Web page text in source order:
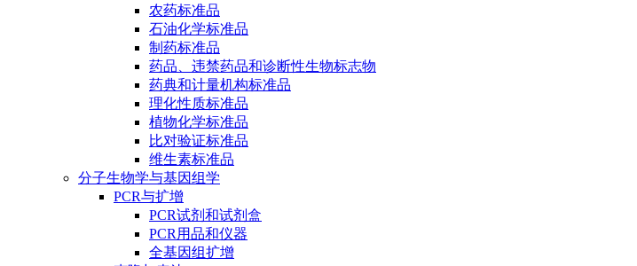
农药标准品
石油化学标准品
制药标准品
药品、违禁药品和诊断性生物标志物
药典和计量机构标准品
理化性质标准品
植物化学标准品
比对验证标准品
维生素标准品
分子生物学与基因组学
PCR与扩增
PCR试剂和试剂盒
PCR用品和仪器
全基因组扩增